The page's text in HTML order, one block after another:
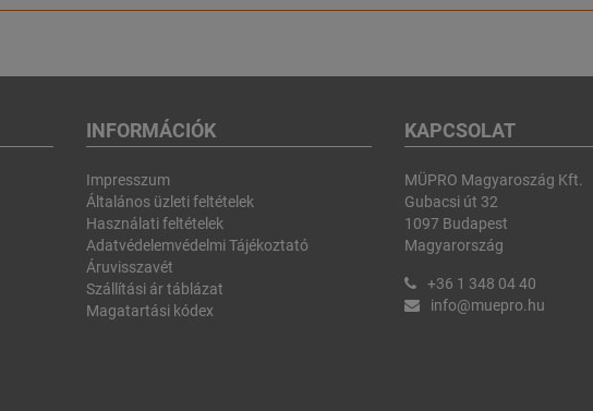
INFORMÁCIÓK
Impresszum
Általános üzleti feltételek
Használati feltételek
Adatvédelemvédelmi Tájékoztató
Áruvisszavét
Szállítási ár táblázat
Magatartási kódex
KAPCSOLAT
MÜPRO Magyaroszág Kft.
Gubacsi út 32
1097 Budapest
Magyarország
+36 1 348 04 40
info@muepro.hu